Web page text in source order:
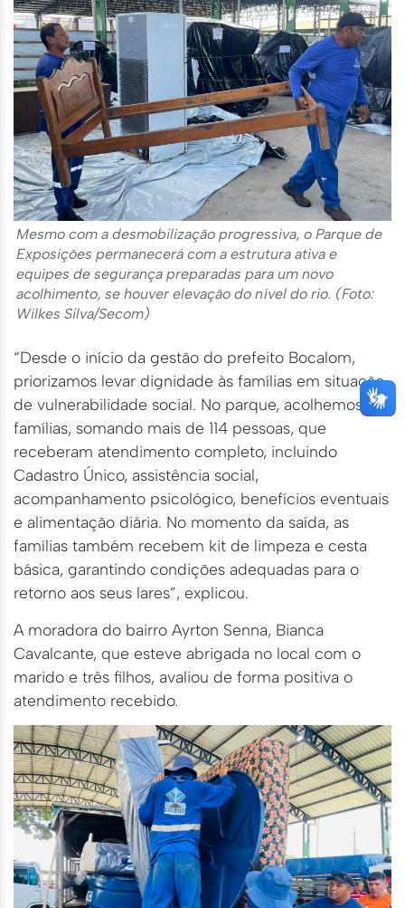
Mesmo com a desmobilização progressiva, o Parque de
Exposições permanecerá com a estrutura ativa e
equipes de segurança preparadas para um novo
acolhimento, se houver elevação do nível do rio. (Foto:
Wilkes Silva/Secom)
“Desde o início da gestão do prefeito Bocalom,
priorizamos levar dignidade às famílias em situação
de vulnerabilidade social. No parque, acolhemos 39
famílias, somando mais de 114 pessoas, que
receberam atendimento completo, incluindo
Cadastro Único, assistência social,
acompanhamento psicológico, benefícios eventuais
e alimentação diária. No momento da saída, as
famílias também recebem kit de limpeza e cesta
básica, garantindo condições adequadas para o
retorno aos seus lares”, explicou.
A moradora do bairro Ayrton Senna, Bianca
Cavalcante, que esteve abrigada no local com o
marido e três filhos, avaliou de forma positiva o
atendimento recebido.